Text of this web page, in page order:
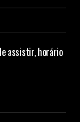
assistir, horário